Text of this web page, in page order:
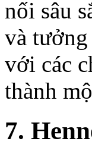
nối sâu
và
với các
thành
7.